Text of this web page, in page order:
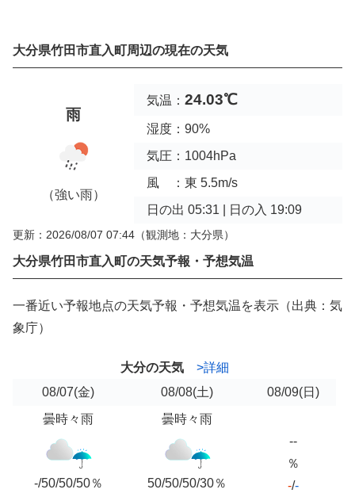
大分県竹田市直入町周辺の現在の天気
雨
（強い雨）
気温： 24.03℃
湿度：90%
気圧：1004hPa
風 ：東 5.5m/s
日の出 05:31 | 日の入 19:09
更新：2026/08/07 07:44 （観測地：大分県）
大分県竹田市直入町の天気予報・予想気温
一番近い予報地点の天気予報・予想気温を表示（出典：気
象庁）
大分の天気
>詳細
08/07(金) 08/08(土) 08/09(日)
曇時々雨
-/50/50/50％
曇時々雨
50/50/50/30％
--
％
-/-